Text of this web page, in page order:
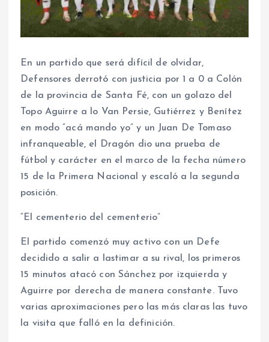
En un partido que será difícil de olvidar,
Defensores derrotó con justicia por 1 a 0 a Colón
de la provincia de Santa Fé, con un golazo del
Topo Aguirre a lo Van Persie, Gutiérrez y Benítez
en modo “acá mando yo” y un Juan De Tomaso
infranqueable, el Dragón dio una prueba de
fútbol y carácter en el marco de la fecha número
15 de la Primera Nacional y escaló a la segunda
posición.
“El cementerio del cementerio”
El partido comenzó muy activo con un Defe
decidido a salir a lastimar a su rival, los primeros
15 minutos atacó con Sánchez por izquierda y
Aguirre por derecha de manera constante. Tuvo
varias aproximaciones pero las más claras las tuvo
la visita que falló en la definición.